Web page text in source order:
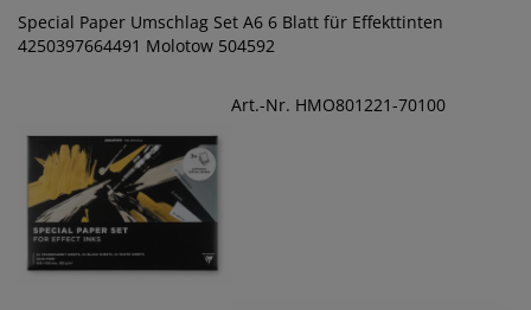
Special Paper Umschlag Set A6 6 Blatt für Effekttinten
4250397664491 Molotow 504592
Art.-Nr. HMO801221-70100